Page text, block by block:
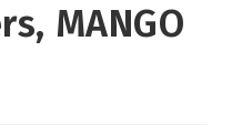
MANGO